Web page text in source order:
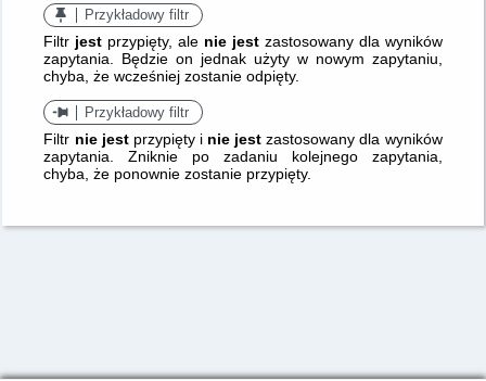
Przykładowy filtr
Filtr jest przypięty, ale nie jestzastosowany dla wyników
zapytania. Będzie on jednak użyty w nowym zapytaniu,
chyba, że wcześniej zostanie odpięty.
Przykładowy filtr
Filtr nie jestprzypięty i nie jest zastosowany dla wyników
zapytania. Zniknie po zadaniu kolejnego zapytania,
chyba, że ponownie zostanie przypięty.